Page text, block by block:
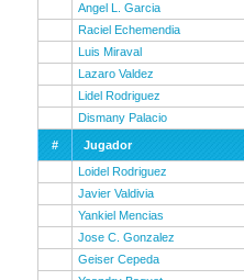
Angel L. Garcia
Raciel Echemendia
Luis Miraval
Lazaro Valdez
Lidel Rodriguez
Dismany Palacio
#
Jugador
Loidel Rodriguez
Javier Valdivia
Yankiel Mencias
Jose C. Gonzalez
Geiser Cepeda